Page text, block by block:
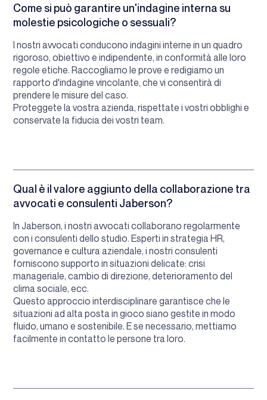
Come si può garantire un'indagine interna su
molestie psicologiche o sessuali?
I nostri avvocati conducono indagini interne in un quadro
rigoroso, obiettivo e indipendente, in conformità alle loro
regole etiche. Raccogliamo le prove e redigiamo un
rapporto d'indagine vincolante, che vi consentirà di
prendere le misure del caso.
Proteggete la vostra azienda, rispettate i vostri obblighi e
conservate la fiducia dei vostri team.
Qual è il valore aggiunto della collaborazione tra
avvocati e consulenti Jaberson?
In Jaberson, i nostri avvocati collaborano regolarmente
con i consulenti dello studio. Esperti in strategia HR,
governance e cultura aziendale, i nostri consulenti
forniscono supporto in situazioni delicate: crisi
manageriale, cambio di direzione, deterioramento del
clima sociale, ecc.
Questo approccio interdisciplinare garantisce che le
situazioni ad alta posta in gioco siano gestite in modo
fluido, umano e sostenibile. E se necessario, mettiamo
facilmente in contatto le persone tra loro.